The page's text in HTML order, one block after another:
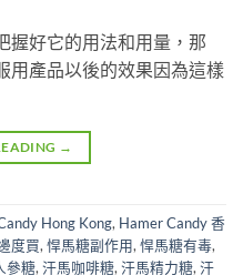
握好它的用法和用量，那
用產品以後的效果因為這樣
→
Hong Kong, Hamer Candy 香
度買, 悍馬糖副作用, 悍馬糖有毒,
參糖, 汗馬咖啡糖, 汗馬精力糖, 汗